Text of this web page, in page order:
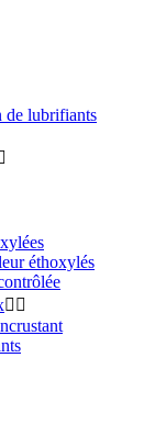
de lubrifiants
éthoxylés
 